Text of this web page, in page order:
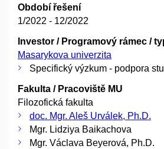
Období řešení
1/2022 - 12/2022
Investor / Programový rámec /
Masarykova univerzita
Specifický výzkum - podpora
Fakulta / Pracoviště MU
Filozofická fakulta
doc. Mgr. Aleš Urválek, Ph.D.
Mgr. Lidziya Baikachova
Mgr. Václava Beyerová, Ph.D.